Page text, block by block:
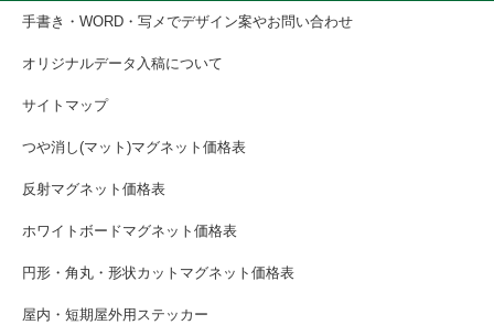
手書き・WORD・写メでデザイン案やお問い合わせ
オリジナルデータ入稿について
サイトマップ
つや消し(マット)マグネット価格表
反射マグネット価格表
ホワイトボードマグネット価格表
円形・角丸・形状カットマグネット価格表
屋内・短期屋外用ステッカー